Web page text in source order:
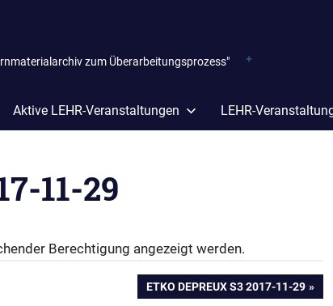
zum Überarbeitungsprozess"
Aktive LEHR-Veranstaltungen LEHR-
11-29
Berechtigung angezeigt werden.
NÄCHSTER
ETKO DEPREUX S3 2017-11-29